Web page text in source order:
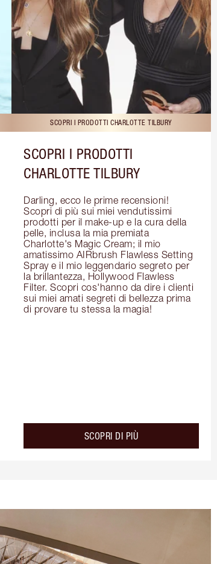
SCOPRI I PRODOTTI CHARLOTTE TILBURY
SCOPRI I PRODOTTI
CHARLOTTE TILBURY
Darling, ecco le prime recensioni!
Scopri di più sui miei vendutissimi
prodotti per il make-up e la cura della
pelle, inclusa la mia premiata
Charlotte's Magic Cream; il mio
amatissimo AIRbrush Flawless Setting
Spray e il mio leggendario segreto per
la brillantezza, Hollywood Flawless
Filter. Scopri cos'hanno da dire i clienti
sui miei amati segreti di bellezza prima
di provare tu stessa la magia!
SCOPRI DI PIÙabout the